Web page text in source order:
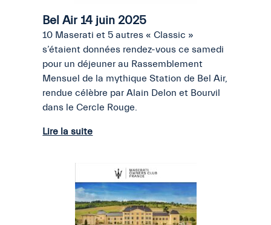
Bel Air 14 juin 2025
10 Maserati et 5 autres « Classic »
s’étaient données rendez-vous ce samedi
pour un déjeuner au Rassemblement
Mensuel de la mythique Station de Bel Air,
rendue célèbre par Alain Delon et Bourvil
dans le Cercle Rouge.
Lire la suite